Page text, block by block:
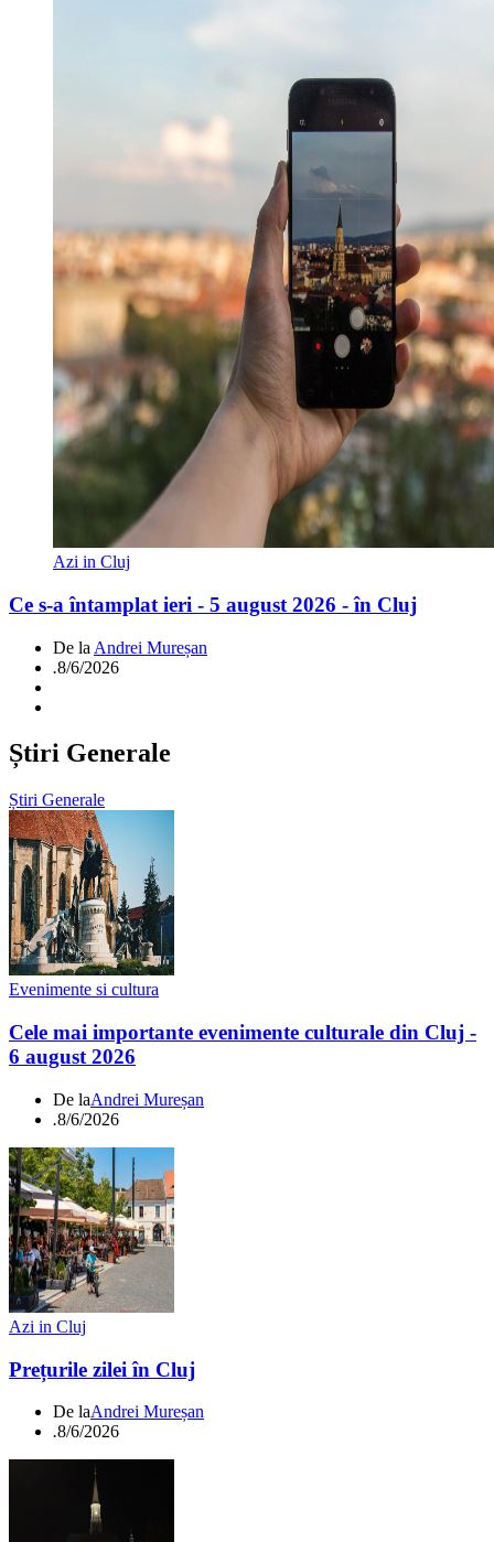
Azi in Cluj
Ce s-a întamplat ieri - 5 august 2026 - în Cluj
De la Andrei Mureșan
.8/6/2026
Știri Generale
Știri Generale
Evenimente si cultura
Cele mai importante evenimente culturale din Cluj -
6 august 2026
De laAndrei Mureșan
.8/6/2026
Azi in Cluj
Prețurile zilei în Cluj
De laAndrei Mureșan
.8/6/2026